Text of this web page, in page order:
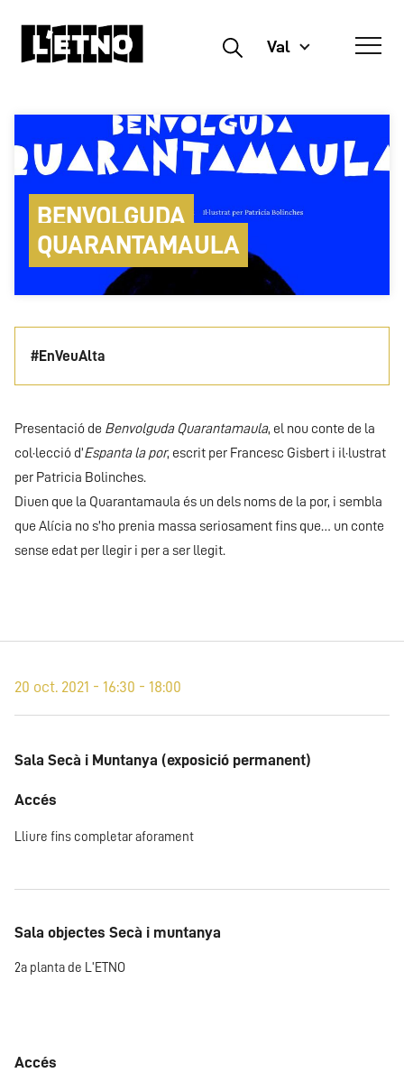
Buscar Val
BENVOLGUDA
QUARANTAMAULA
#EnVeuAlta
Presentació de Benvolguda Quarantamaula, el nou conte de la
col·lecció d’Espanta la por, escrit per Francesc Gisbert i il·lustrat
per Patricia Bolinches.
Diuen que la Quarantamaula és un dels noms de la por, i sembla
que Alícia no s’ho prenia massa seriosament fins que… un conte
sense edat per llegir i per a ser llegit.
20 oct. 2021 - 16:30 - 18:00
Sala Secà i Muntanya (exposició permanent)
Accés
Lliure fins completar aforament
Sala objectes Secà i muntanya
2a planta de L'ETNO
Accés